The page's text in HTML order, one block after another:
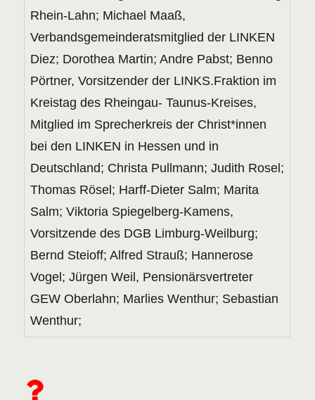
Rhein-Lahn; Michael Maaß,
Verbandsgemeinderatsmitglied der LINKEN
Diez; Dorothea Martin; Andre Pabst; Benno
Pörtner, Vorsitzender der LINKS.Fraktion im
Kreistag des Rheingau- Taunus-Kreises,
Mitglied im Sprecherkreis der Christ*innen
bei den LINKEN in Hessen und in
Deutschland; Christa Pullmann; Judith Rosel;
Thomas Rösel; Harff-Dieter Salm; Marita
Salm; Viktoria Spiegelberg-Kamens,
Vorsitzende des DGB Limburg-Weilburg;
Bernd Steioff; Alfred Strauß; Hannerose
Vogel; Jürgen Weil, Pensionärsvertreter
GEW Oberlahn; Marlies Wenthur; Sebastian
Wenthur;